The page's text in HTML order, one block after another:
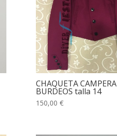
CHAQUETA CAMPERA
BURDEOS talla 14
150,00 €